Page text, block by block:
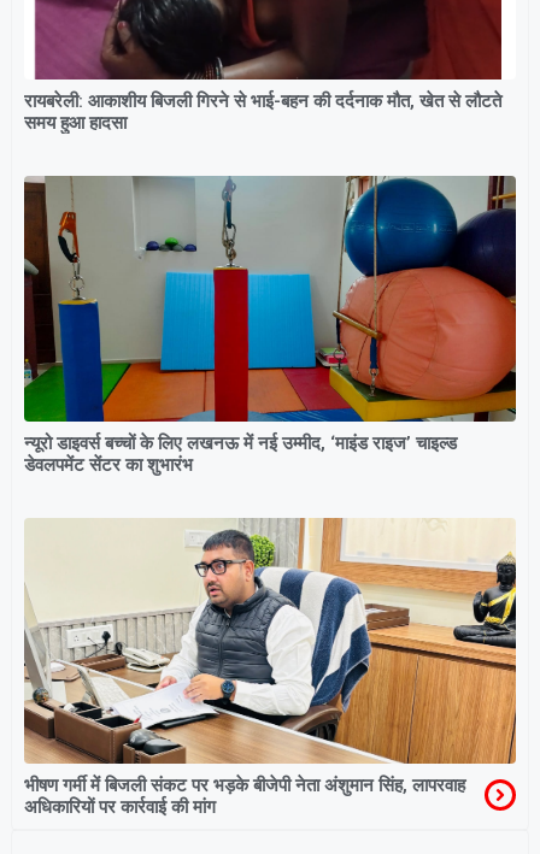
रायबरेली: आकाशीय बिजली गिरने से भाई-बहन की दर्दनाक मौत, खेत से लौटते
समय हुआ हादसा
न्यूरो डाइवर्स बच्चों के लिए लखनऊ में नई उम्मीद, ‘माइंड राइज’ चाइल्ड
डेवलपमेंट सेंटर का शुभारंभ
भीषण गर्मी में बिजली संकट पर भड़के बीजेपी नेता अंशुमान सिंह, लापरवाह
अधिकारियों पर कार्रवाई की मांग